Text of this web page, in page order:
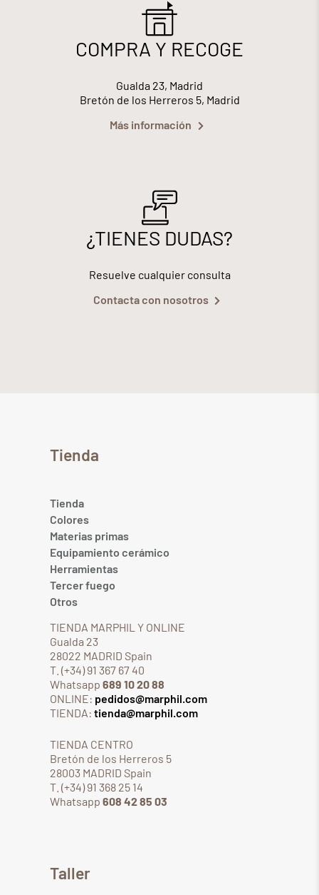
COMPRA Y RECOGE
Gualda 23, Madrid
Bretón de los Herreros 5, Madrid
Más información
¿TIENES DUDAS?
Resuelve cualquier consulta
Contacta con nosotros
Tienda
Tienda
Colores
Materias primas
Equipamiento cerámico
Herramientas
Tercer fuego
Otros
TIENDA MARPHIL Y ONLINE
Gualda 23
28022 MADRID Spain
T. (+34) 91 367 67 40
Whatsapp 689 10 20 88
ONLINE: pedidos@marphil.com
TIENDA: tienda@marphil.com
TIENDA CENTRO
Bretón de los Herreros 5
28003 MADRID Spain
T. (+34) 91 368 25 14
Whatsapp 608 42 85 03
Taller